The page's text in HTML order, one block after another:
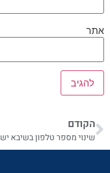
אתר
הקודם
שינוי מספר טלפון בשיבא